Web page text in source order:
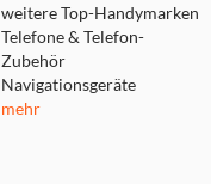
weitere Top-Handymarken
Telefone & Telefon-
Zubehör
Navigationsgeräte
mehr